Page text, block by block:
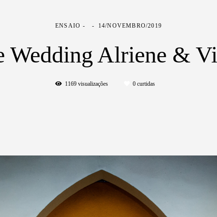
ENSAIO 14/NOVEMBRO/2019
Wedding Alriene &
1169visualizações 0curtidas